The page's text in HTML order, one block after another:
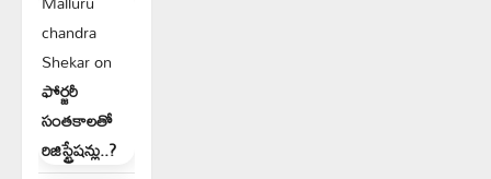
chandra
Shekaron
ఫోర్జరీ
సంతకాలతో
రిజిస్ట్రేషన్లు..?